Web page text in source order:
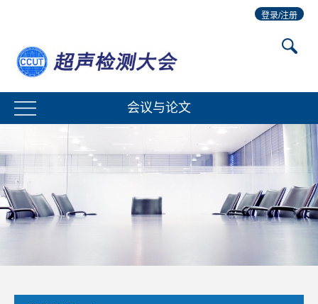
登录/注册
会议与论文